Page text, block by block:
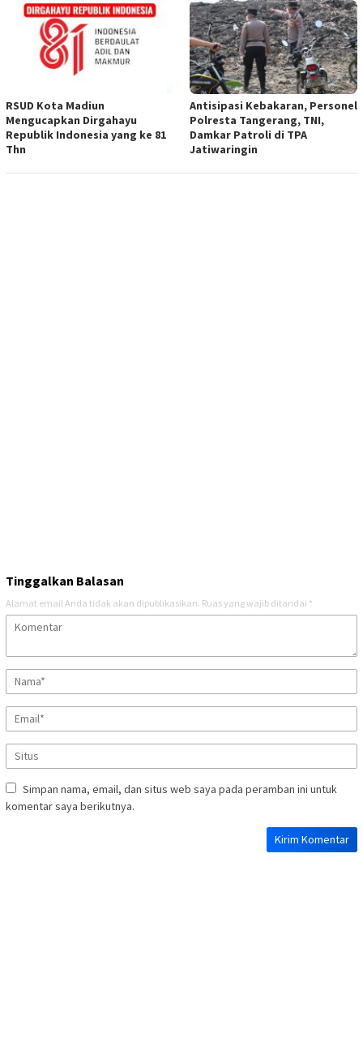
RSUD Kota Madiun
Mengucapkan Dirgahayu
Republik Indonesia yang ke 81
Thn
Antisipasi Kebakaran, Personel
Polresta Tangerang, TNI,
Damkar Patroli di TPA
Jatiwaringin
Tinggalkan Balasan
Alamat email Anda tidak akan dipublikasikan. Ruas yang wajib ditandai *
Simpan nama, email, dan situs web saya pada peramban ini untuk
komentar saya berikutnya.